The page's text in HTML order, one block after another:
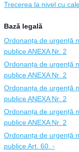
Trecerea la nivel cu
Bază legală
Ordonanța de urgență
publice ANEXA Nr. 2
Ordonanța de urgență
publice ANEXA Nr. 2
Ordonanța de urgență
publice ANEXA Nr. 2
Ordonanța de urgență
publice ANEXA Nr. 2
Ordonanța de urgență
publice Art. 60. -